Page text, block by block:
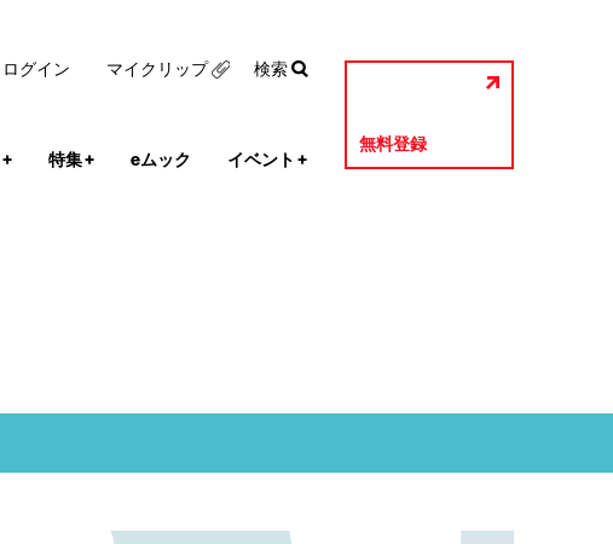
+ 特集+ eムック イベント +
無料登録
ログイン マイクリップ 検索